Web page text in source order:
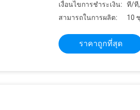
เงื่อนไขการชำระเงิน:
ที/ที
สามารถในการผลิต:
10
ราคาถูกที่สุด